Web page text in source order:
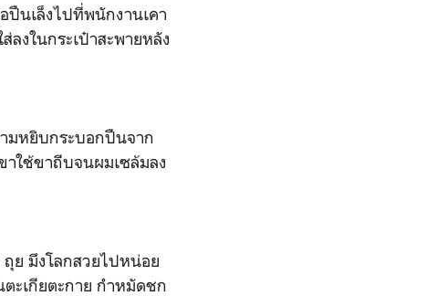
นเล็งไปที่พนักงานเคา
งในกระเป๋าสะพายหลัง
หยิบกระบอกปืนจาก
ใช้ขาถีบจนผมเซล้มลง
ย มึงโลกสวยไปหน่อย
ะเกียตะกาย กำหมัดชก